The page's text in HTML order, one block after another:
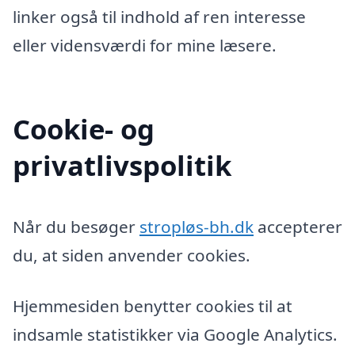
linker også til indhold af ren interesse
eller vidensværdi for mine læsere.
Cookie- og
privatlivspolitik
Når du besøger stropløs-bh.dk accepterer
du, at siden anvender cookies.
Hjemmesiden benytter cookies til at
indsamle statistikker via Google Analytics.